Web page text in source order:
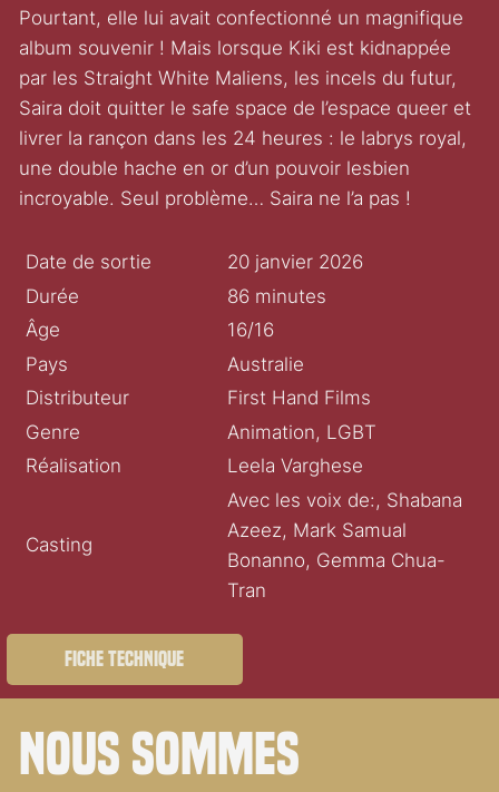
Pourtant, elle lui avait confectionné un magnifique
album souvenir ! Mais lorsque Kiki est kidnappée
par les Straight White Maliens, les incels du futur,
Saira doit quitter le safe space de l’espace queer et
livrer la rançon dans les 24 heures : le labrys royal,
une double hache en or d’un pouvoir lesbien
incroyable. Seul problème… Saira ne l’a pas !
Date de sortie
20 janvier 2026
Durée
86 minutes
Âge
16/16
Pays
Australie
Distributeur
First Hand Films
Genre
Animation, LGBT
Réalisation
Leela Varghese
Casting
Avec les voix de:, Shabana
Azeez, Mark Samual
Bonanno, Gemma Chua-
Tran
Fiche technique
Nous sommes